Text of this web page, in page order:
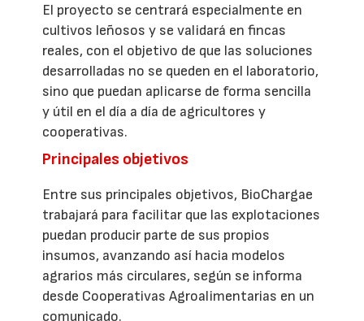
El proyecto se centrará especialmente en
cultivos leñosos y se validará en fincas
reales, con el objetivo de que las soluciones
desarrolladas no se queden en el laboratorio,
sino que puedan aplicarse de forma sencilla
y útil en el día a día de agricultores y
cooperativas.
Principales objetivos
Entre sus principales objetivos, BioChargae
trabajará para facilitar que las explotaciones
puedan producir parte de sus propios
insumos, avanzando así hacia modelos
agrarios más circulares, según se informa
desde Cooperativas Agroalimentarias en un
comunicado.